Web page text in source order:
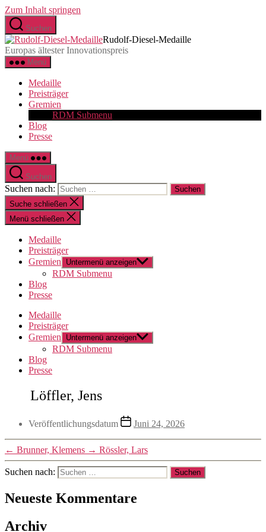
Zum Inhalt springen
Suchen
Rudolf-Diesel-Medaille
Europas ältester Innovationspreis
Menü
Medaille
Preisträger
Gremien
RDM Submenu
Blog
Presse
Menü
Suchen
Suchen nach:
Suche schließen
Menü schließen
Medaille
Preisträger
Gremien
Untermenü anzeigen
RDM Submenu
Blog
Presse
Medaille
Preisträger
Gremien
Untermenü anzeigen
RDM Submenu
Blog
Presse
Löffler, Jens
Veröffentlichungsdatum Juni 24, 2026
← Brunner, Klemens → Rössler, Lars
Suchen nach:
Neueste Kommentare
Archiv